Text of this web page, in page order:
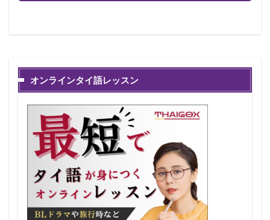
オンラインタイ語レッスン